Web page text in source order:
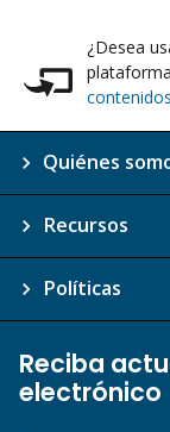
¿Desea
contenidos
Quiénes
Recursos
Políticas
Reciba
electrónico